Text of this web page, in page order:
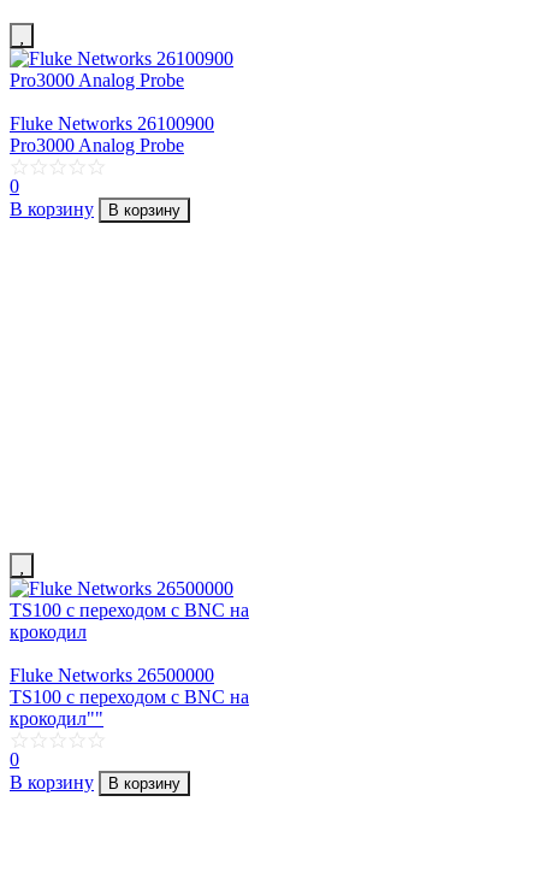
Fluke Networks 26100900
Pro3000 Analog Probe
0
В корзину
В корзину
Fluke Networks 26500000
TS100 с переходом с BNC на
крокодил""
0
В корзину
В корзину